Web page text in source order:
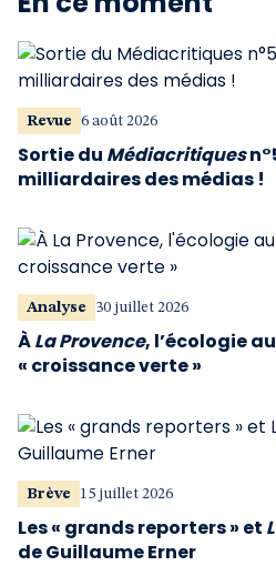
Revue 6 août 2026
Sortie du Médiacritiques
milliardaires des médias !
Analyse 30 juillet 2026
ÀLa Provence, l’écologie
« croissance verte »
Brève 15 juillet 2026
Les « grands reporters » et
de Guillaume Erner